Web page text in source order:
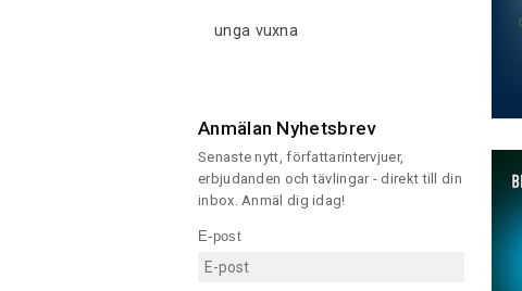
unga vuxna
Anmälan Nyhetsbrev
Senaste nytt, författarintervjuer,
erbjudanden och tävlingar - direkt till din
inbox. Anmäl dig idag!
E-post